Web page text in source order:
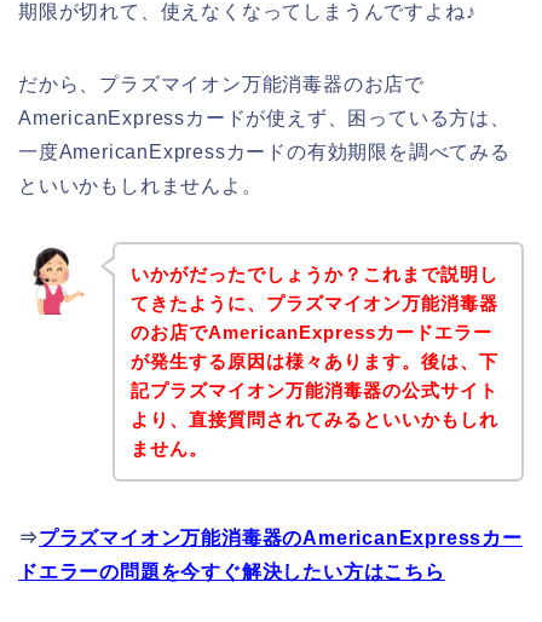
期限が切れて、使えなくなってしまうんですよね♪
だから、プラズマイオン万能消毒器のお店で
AmericanExpressカードが使えず、困っている方は、
一度AmericanExpressカードの有効期限を調べてみる
といいかもしれませんよ。
いかがだったでしょうか？これまで説明し
てきたように、プラズマイオン万能消毒器
のお店でAmericanExpressカードエラー
が発生する原因は様々あります。後は、下
記プラズマイオン万能消毒器の公式サイト
より、直接質問されてみるといいかもしれ
ません。
⇒プラズマイオン万能消毒器のAmericanExpressカー
ドエラーの問題を今すぐ解決したい方はこちら